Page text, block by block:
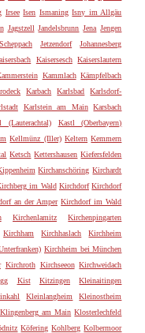
Irsee Isen Ismaning Isny im Allgäu
Jagstzell Jandelsbrunn Jena Jengen
Jetzendorf
Johannesberg
Kaisersesch
Kaiserslautern
Kammlach Kämpfelbach
Karbach Karlsbad
Karlsdorf-
Karlstein am Main
Karsbach
(Lauterachtal)
Kastl (Oberbayern)
Kellmünz (Iller) Keltern Kemmern
Ketsch Kettershausen Kiefersfelden
Kirchanschöring Kirchardt
im Wald Kirchdorf Kirchdorf
an der Amper Kirchdorf im Wald
Kirchenlamitz
Kirchenpingarten
Kirchham Kirchhaslach
Kirchheim
Kirchheim bei München
Kirchroth Kirchseeon Kirchweidach
Kist Kitzingen
Kleinaitingen
Kleinlangheim
Kleinostheim
Klingenberg am Main Klosterlechfeld
Köfering Kohlberg Kolbermoor